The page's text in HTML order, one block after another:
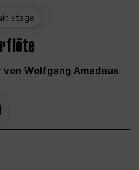
stage
von Wolfgang Amadeus